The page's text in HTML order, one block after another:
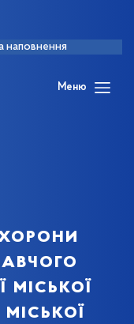
наповнення
Меню
міської